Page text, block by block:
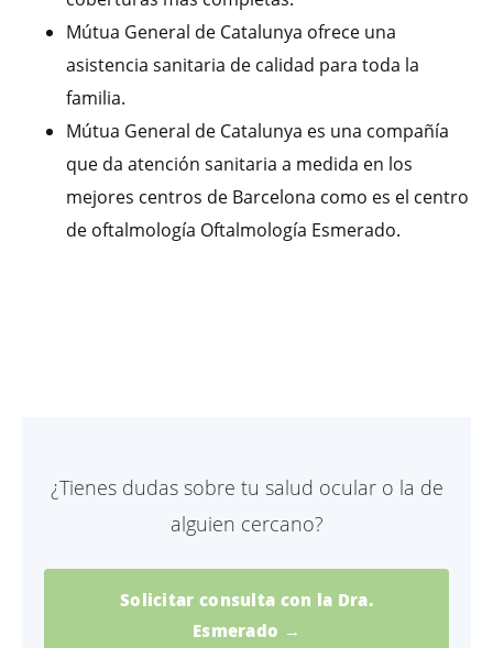
Mútua General de Catalunya ofrece una
asistencia sanitaria de calidad para toda la
familia.
Mútua General de Catalunya es una compañía
que da atención sanitaria a medida en los
mejores centros de Barcelona como es el centro
de oftalmología Oftalmología Esmerado.
¿Tienes dudas sobre tu salud ocular o la de
alguien cercano?
Solicitar consulta con la Dra.
Esmerado →